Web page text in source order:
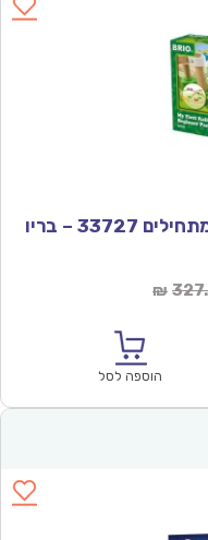
– בריו
₪
הוספה לסל